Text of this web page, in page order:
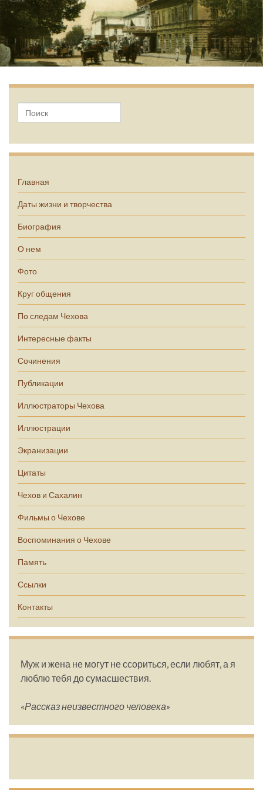
Главная
Даты жизни и творчества
Биография
О нем
Фото
Круг общения
По следам Чехова
Интересные факты
Сочинения
Публикации
Иллюстраторы Чехова
Иллюстрации
Экранизации
Цитаты
Чехов и Сахалин
Фильмы о Чехове
Воспоминания о Чехове
Память
Ссылки
Контакты
Муж и жена не могут не ссориться, если любят, а я
люблю тебя до сумасшествия.
«Рассказ неизвестного человека»